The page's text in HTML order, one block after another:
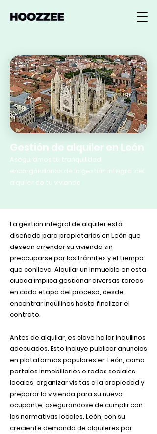
Gestión de alquiler en León
Aseguramos tu tranquilidad
encargándonos de la gestión integral del
alquiler de tu vivienda
La gestión integral de alquiler está
diseñada para propietarios en León que
desean arrendar su vivienda sin
preocuparse por los trámites y el tiempo
que conlleva. Alquilar un inmueble en esta
ciudad implica gestionar diversas tareas
en cada etapa del proceso, desde
encontrar inquilinos hasta finalizar el
contrato.
Antes de alquilar, es clave hallar inquilinos
adecuados. Esto incluye publicar anuncios
en plataformas populares en León, como
portales inmobiliarios o redes sociales
locales, organizar visitas a la propiedad y
preparar la vivienda para su nuevo
ocupante, asegurándose de cumplir con
las normativas locales. León, con su
creciente demanda de alquileres por